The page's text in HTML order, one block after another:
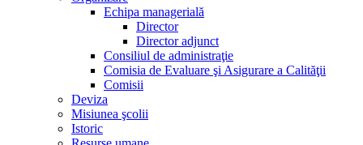
Echipa managerială
Director
Director adjunct
Consiliul de administraţie
Comisia de Evaluare şi Asigurare a Calităţii
Comisii
Deviza
Misiunea şcolii
Istoric